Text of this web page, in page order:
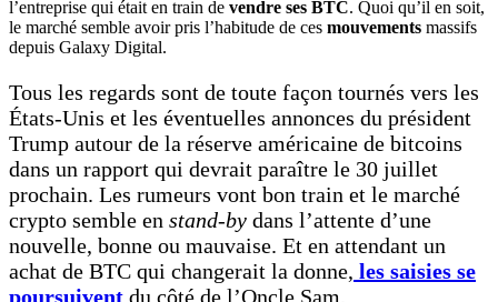
l’entreprise qui était en train de vendre ses BTC. Quoi qu’il en soit,
le marché semble avoir pris l’habitude de ces mouvements massifs
depuis Galaxy Digital.
Tous les regards sont de toute façon tournés vers les
États-Unis et les éventuelles annonces du président
Trump autour de la réserve américaine de bitcoins
dans un rapport qui devrait paraître le 30 juillet
prochain. Les rumeurs vont bon train et le marché
crypto semble en stand-by dans l’attente d’une
nouvelle, bonne ou mauvaise. Et en attendant un
achat de BTC qui changerait la donne, les saisies se
poursuivent du côté de l’Oncle Sam.